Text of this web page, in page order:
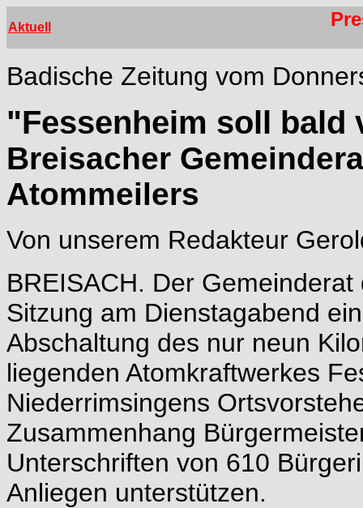
Aktuell
Badische Zeitung vom
"Fessenheim soll bald
Breisacher
Atommeilers
Von unserem Redakteur
BREISACH. Der
Sitzung am Dienstagabend
Abschaltung des nur neun
liegenden Atomkraftwerkes
Niederrimsingens
Zusammenhang
Unterschriften von 610
Anliegen unterstützen.